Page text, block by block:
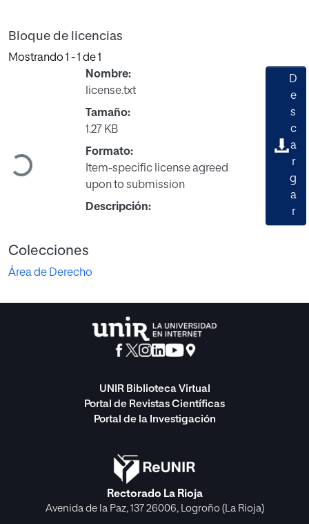
Bloque de licencias
Mostrando 1 - 1 de 1
Cargando...
Nombre:
license.txt
Tamaño:
1.27 KB
Formato:
Item-specific license agreed
upon to submission
Descripción:
D
e
s
c
a
r
g
a
r
Colecciones
Área de Derecho
UNIR Biblioteca Virtual
Portal de Revistas Científicas
Portal de la Investigación
Rectorado La Rioja
Avenida de la Paz, 137 26006, Logroño (La Rioja)